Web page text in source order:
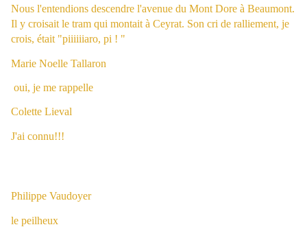
Nous l'entendions descendre l'avenue du Mont Dore à Beaumont.
Il y croisait le tram qui montait à Ceyrat. Son cri de ralliement, je
crois, était "piiiiiiaro, pi ! "
Marie Noelle Tallaron
oui, je me rappelle
Colette Lieval
J'ai connu!!!
Philippe Vaudoyer
le peilheux